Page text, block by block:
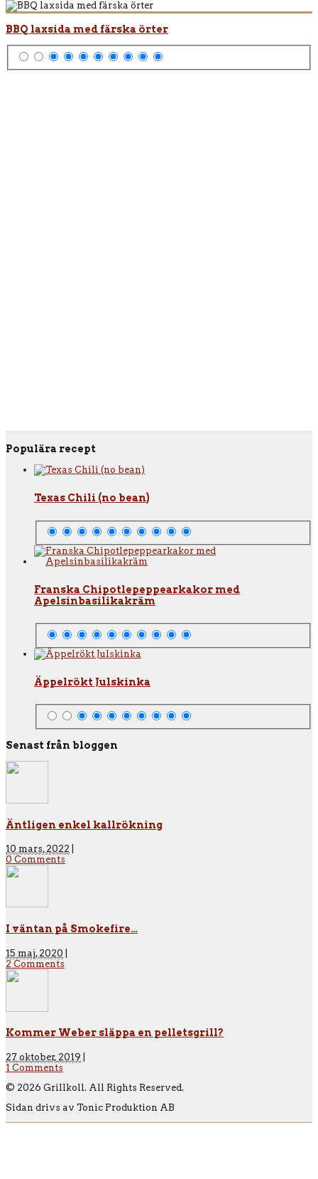
BBQ laxsida med färska örter
Populära recept
Texas Chili (no bean)
Franska Chipotlepeppearkakor med
Apelsinbasilikakräm
Äppelrökt Julskinka
Senast från bloggen
Äntligen enkel kallrökning
10 mars, 2022
0 Comments
I väntan på Smokefire…
15 maj, 2020
2 Comments
Kommer Weber släppa en pelletsgrill?
27 oktober, 2019
1 Comments
© 2026 Grillkoll. All Rights Reserved.
Sidan drivs av Tonic Produktion AB